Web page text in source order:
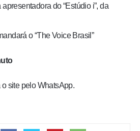
do “Estúdio i”, da
o “The Voice Brasil”
site pelo WhatsApp.